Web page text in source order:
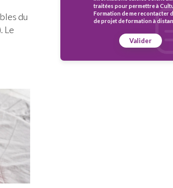
du
Le
traitées pour permettre à
Formation de me recontacter
de projet de formation à
Valider